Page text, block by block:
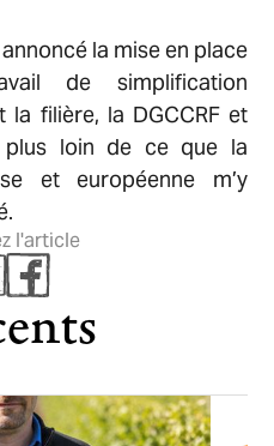
la mise en place
de simplification
la filière, la DGCCRF et
plus loin de ce que la
et européenne m’y
l'article